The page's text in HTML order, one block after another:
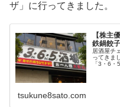
ザ」に行ってきました。
【株主
鉄鍋餃
居酒屋チ
ってきま
「3・6
tsukune8sato.com